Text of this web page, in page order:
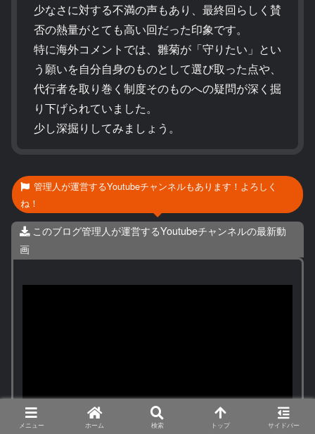
少なさに対する不満の声もあり、最終回らしく賛
否の熱量がとても高い回だった印象です。
特に海外コメントでは、雛菊が「守りたい」とい
う願いを自分自身のものとして選び取った点や、
代行者を取り巻く制度そのものへの疑問が深く掘
り下げられていました。
少し深掘りしてみましょう。
管理人が運営するYoutubeチャンネルもあります！よろしく
ね！
このブログ管理人が運営するYoutubeチャンネルの最新動
画
メニュー ホーム 検索 トップ サイドバー